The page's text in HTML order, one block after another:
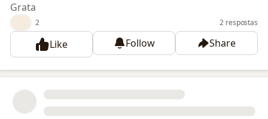
Grata
2 2 respostas
Like Follow Share